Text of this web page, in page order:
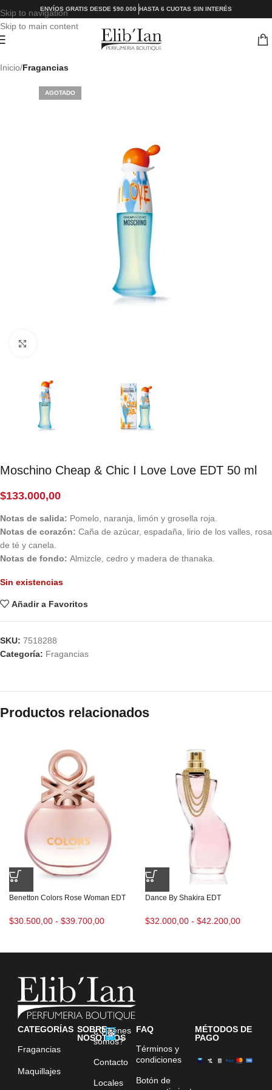
Skip to navigation
Skip to main content
ENVÍOS GRATIS DESDE $90.000 HASTA 6 CUOTAS SIN INTERÉS
Inicio Fragancias
AGOTADO
Moschino Cheap & Chic I Love Love EDT 50 ml
$133.000,00
Notas de salida: Pomelo, naranja, limón y grosella roja.
Notas de corazón: Caña de azúcar, espadaña, lirio de los valles, rosa
de té y canela.
Notas de fondo: Almizcle, cedro y madera de thanaka.
Sin existencias
Añadir a Favoritos
SKU: 7518288
Categoría: Fragancias
Productos relacionados
Benetton Colors Rose Woman EDT
$30.500,00 - $39.700,00
Dance By Shakira EDT
$32.000,00 - $42.200,00
CATEGORÍAS
Fragancias
Maquillajes
SOBRE
NOSOTROS
¿Quiénes
somos?
Contacto
Locales
FAQ
Términos y
condiciones
Botón de
MÉTODOS DE
PAGO